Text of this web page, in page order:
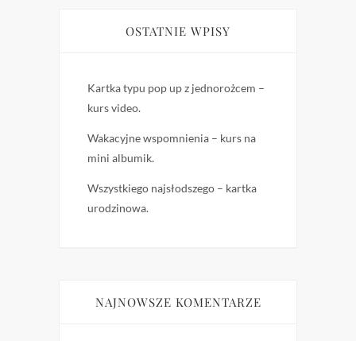
OSTATNIE WPISY
Kartka typu pop up z jednorożcem –
kurs video.
Wakacyjne wspomnienia – kurs na
mini albumik.
Wszystkiego najsłodszego – kartka
urodzinowa.
NAJNOWSZE KOMENTARZE